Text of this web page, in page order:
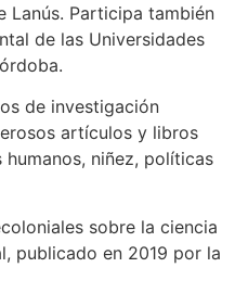
Lanús. Participa también
de las Universidades
de investigación
artículos y libros
niñez, políticas
sobre la ciencia
publicado en 2019 por la